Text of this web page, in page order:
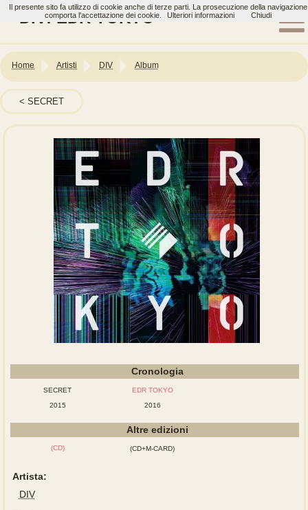
DIV: EDR TOKYO
Home Artisti DIV Album
SECRET
Cronologia
SECRET
2015
EDR TOKYO
2016
Altre edizioni
(CD) (CD+M-CARD)
Artista:
DIV
Il presente sito fa utilizzo di cookie anche di terze parti. La prosecuzione della navigazione
comporta l'accettazione dei cookie.
Ulteriori informazioni Chiudi